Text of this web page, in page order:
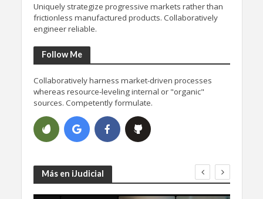
Uniquely strategize progressive markets rather than
frictionless manufactured products. Collaboratively
engineer reliable.
Follow Me
Collaboratively harness market-driven processes
whereas resource-leveling internal or "organic"
sources. Competently formulate.
Más en iJudicial